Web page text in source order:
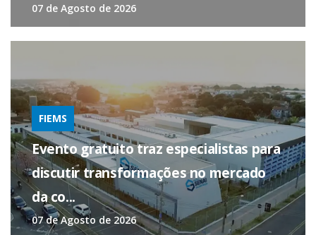
07 de Agosto de 2026
FIEMS
Evento gratuito traz especialistas para
discutir transformações no mercado
da co...
07 de Agosto de 2026